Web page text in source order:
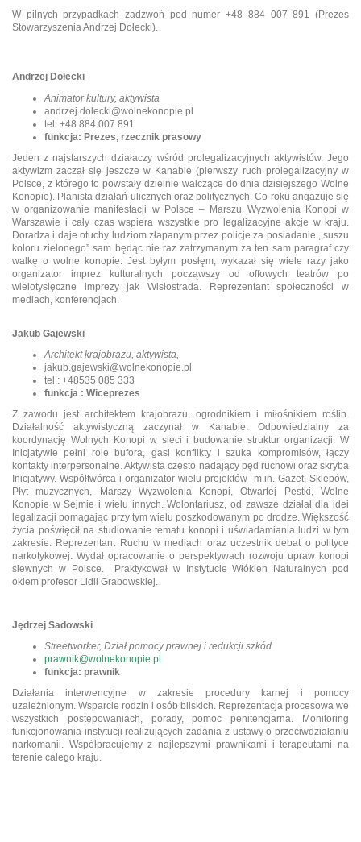
W pilnych przypadkach zadzwoń pod numer +48 884 007 891 (Prezes
Stowarzyszenia Andrzej Dołecki).
Andrzej Dołecki
Animator kultury, aktywista
andrzej.dolecki@wolnekonopie.pl
tel: +48 884 007 891
funkcja: Prezes, rzecznik prasowy
Jeden z najstarszych działaczy wśród prolegalizacyjnych aktywistów. Jego
aktywizm zaczął się jeszcze w Kanabie (pierwszy ruch prolegalizacyjny w
Polsce, z którego to powstały dzielnie walczące do dnia dzisiejszego Wolne
Konopie). Planista działań ulicznych oraz politycznych. Co roku angażuje się
w organizowanie manifestacji w Polsce – Marszu Wyzwolenia Konopi w
Warszawie i cały czas wspiera wszystkie pro legalizacyjne akcje w kraju.
Doradza i daje otuchy ludziom złapanym przez policje za posiadanie ,,suszu
koloru zielonego” sam będąc nie raz zatrzymanym za ten sam paragraf czy
walkę o wolne konopie. Jest byłym posłęm, wykazał się wiele razy jako
organizator imprez kulturalnych począwszy od offowych teatrów po
wielotysięczne imprezy jak Wisłostrada. Reprezentant społeczności w
mediach, konferencjach.
Jakub Gajewski
Architekt krajobrazu, aktywista,
jakub.gajewski@wolnekonopie.pl
tel.: +48535 085 333
funkcja : Wiceprezes
Z zawodu jest architektem krajobrazu, ogrodnikiem i miłośnikiem roślin.
Działalność aktywistyczną zaczynał w Kanabie. Odpowiedzialny za
koordynację Wolnych Konopi w sieci i budowanie struktur organizacji. W
Inicjatywie pełni rolę bufora, gasi konflikty i szuka kompromisów, łączy
kontakty interpersonalne. Aktywista często nadający pęd ruchowi oraz skryba
Inicjatywy. Współtwórca i organizator wielu projektów m.in. Gazet, Sklepów,
Płyt muzycznych, Marszy Wyzwolenia Konopi, Otwartej Pestki, Wolne
Konopie w Sejmie i wielu innych. Wolontariusz, od zawsze działał dla idei
legalizacji pomagając przy tym wielu poszkodowanym po drodze. Większość
życia poświęcił na studiowanie tematu konopi i uświadamiania ludzi w tym
zakresie. Reprezentant Ruchu w mediach oraz uczestnik debat o polityce
narkotykowej. Wydał opracowanie o perspektywach rozwoju upraw konopi
siewnych w Polsce. Praktykował w Instytucie Włókien Naturalnych pod
okiem profesor Lidii Grabowskiej.
Jędrzej Sadowski
Streetworker, Dział pomocy prawnej i redukcji szkód
prawnik@wolnekonopie.pl
funkcja: prawnik
Działania interwencyjne w zakresie procedury karnej i pomocy
uzależnionym. Wsparcie rodzin i osób bliskich. Reprezentacja procesowa we
wszystkich postępowaniach, porady, pomoc penitencjarna. Monitoring
funkcjonowania instytucji realizujących zadania z ustawy o przeciwdziałaniu
narkomanii. Współpracujemy z najlepszymi prawnikami i terapeutami na
terenie całego kraju.